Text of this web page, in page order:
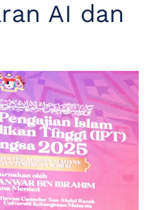
AI dan